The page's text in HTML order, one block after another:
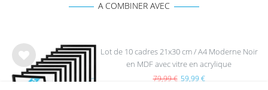
A COMBINER AVEC
List
e de
Lot de 10 cadres 21x30 cm / A4 Moderne Noir
en MDF avec vitre en acrylique
79,99 € 59,99 €